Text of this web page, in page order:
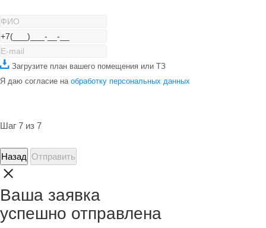
Загрузите план вашего помещения или ТЗ
Я даю согласие на обработку персональных данных
Шаг 7 из 7
Назад Отправить
Ваша заявка
успешно отправлена